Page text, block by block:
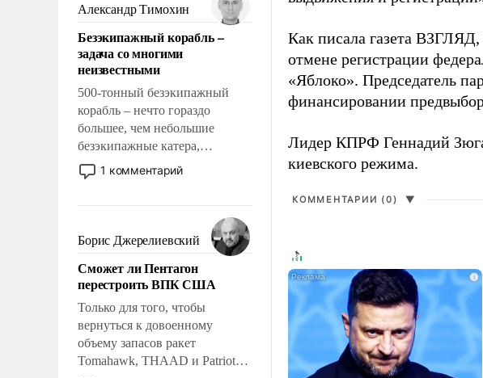
ударами судьбы, брать на себя
ответственность, помогать
слабым, идти вперед и
адаптироваться.
Александр Тимохин
Безэкипажный корабль –
задача со многими
неизвестными
500-тонный безэкипажный
корабль – нечто гораздо
большее, чем небольшие
безэкипажные катера,
применение которых уже
стало обыденностью. Задача по
сложна и амбициозна. Однако
и ее реализация радикально
поднимет наши боевые
возможности.
1 комментарий
Борис Джерелиевский
Сможет ли Пентагон
перестроить ВПК США
Только для того, чтобы
вернуться к довоенному
объему запасов ракет
Tomahawk, THAAD и Patriot
Как писала газета
отмене регистрации
«Яблоко». Председатель
финансировании
Лидер КПРФ Геннадий
киевского режима.
КОММЕНТАРИИ (0) ▼
i